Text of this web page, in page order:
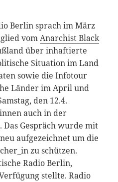
Berlin sprach im März
vomAnarchist Black
über inhaftierte
Situation im Land
sowie die Infotour
Länder im April und
den 12.4.
auch in der
Das Gespräch wurde mit
aufgezeichnet um die
zu schützen.
Radio Berlin,
stellte. Radio